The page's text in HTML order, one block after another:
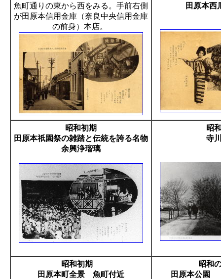
魚町通りの東から西をみる。手前右側
が田原本信用金庫（奈良中央信用金庫
の前身）本店。
田原本西
昭和初期
田原本祇園祭の雑踏と伝統を誇る名物
余興浄瑠璃
昭
寺
昭和初期
田原本町全景 魚町付近
昭和
田原本公園